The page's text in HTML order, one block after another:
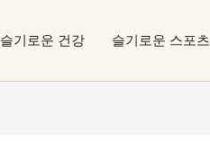
슬기로운 건강 슬기로운 스포츠